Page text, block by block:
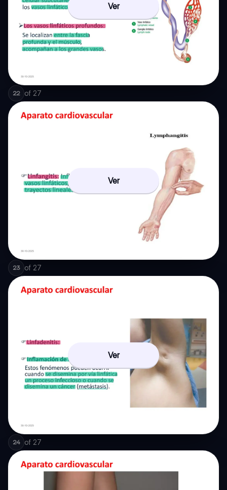
Ver
22 of 27
Ver
23 of 27
Ver
24 of 27